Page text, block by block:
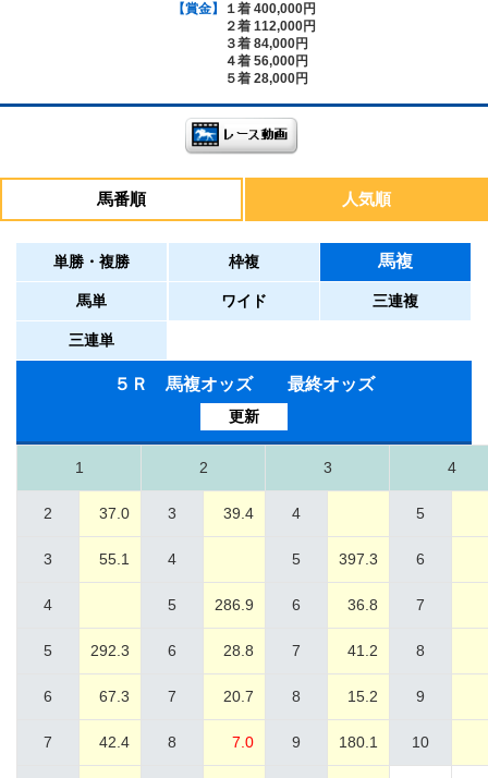
【賞金】
１着 400,000円
２着 112,000円
３着 84,000円
４着 56,000円
５着 28,000円
馬番順 人気順
単勝・複勝 枠複 馬複
馬単 ワイド 三連複
三連単
５Ｒ 馬複オッズ 最終オッズ
更新
1 2 3 4
2 37.0 3 39.4 4 5
3 55.1 4 5 397.3 6
4 5 286.9 6 36.8 7
5 292.3 6 28.8 7 41.2 8
6 67.3 7 20.7 8 15.2 9
7 42.4 8 7.0 9 180.1 10